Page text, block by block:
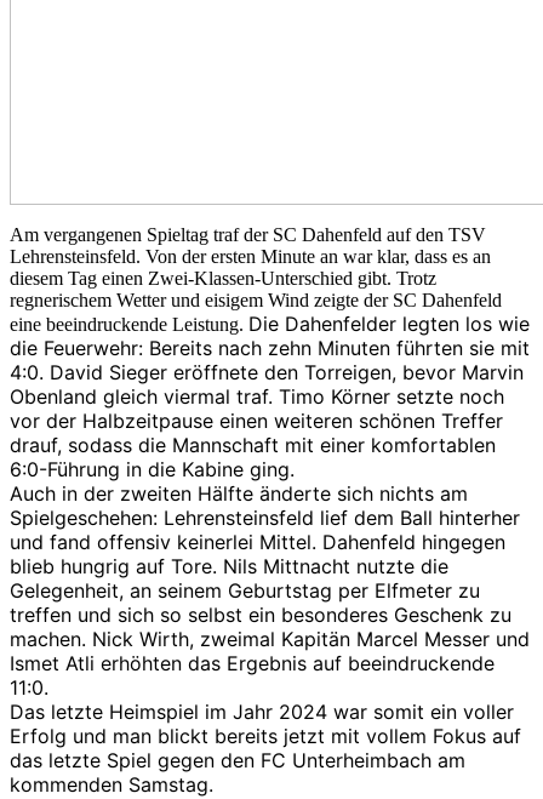
Am vergangenen Spieltag traf der SC Dahenfeld auf den TSV
Lehrensteinsfeld. Von der ersten Minute an war klar, dass es an
diesem Tag einen Zwei-Klassen-Unterschied gibt. Trotz
regnerischem Wetter und eisigem Wind zeigte der SC Dahenfeld
eine beeindruckende Leistung. Die Dahenfelder legten los wie
die Feuerwehr: Bereits nach zehn Minuten führten sie mit
4:0. David Sieger eröffnete den Torreigen, bevor Marvin
Obenland gleich viermal traf. Timo Körner setzte noch
vor der Halbzeitpause einen weiteren schönen Treffer
drauf, sodass die Mannschaft mit einer komfortablen
6:0-Führung in die Kabine ging.
Auch in der zweiten Hälfte änderte sich nichts am
Spielgeschehen: Lehrensteinsfeld lief dem Ball hinterher
und fand offensiv keinerlei Mittel. Dahenfeld hingegen
blieb hungrig auf Tore. Nils Mittnacht nutzte die
Gelegenheit, an seinem Geburtstag per Elfmeter zu
treffen und sich so selbst ein besonderes Geschenk zu
machen. Nick Wirth, zweimal Kapitän Marcel Messer und
Ismet Atli erhöhten das Ergebnis auf beeindruckende
11:0.
Das letzte Heimspiel im Jahr 2024 war somit ein voller
Erfolg und man blickt bereits jetzt mit vollem Fokus auf
das letzte Spiel gegen den FC Unterheimbach am
kommenden Samstag.